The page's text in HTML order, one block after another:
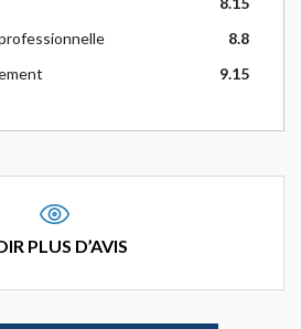
8.8
9.15
PLUS D’AVIS